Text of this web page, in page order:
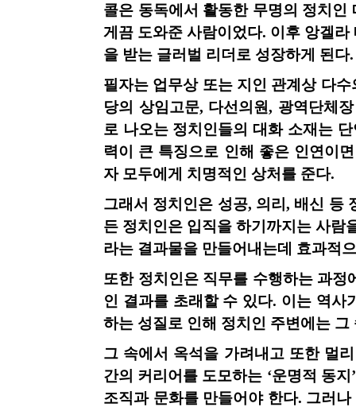
콜은 동독에서 활동한 무명의 정치
게끔 도와준 사람이었다. 이후 앙겔라
을 받는 글러벌 리더로 성장하게 된다.
필자는 업무상 또는 지인 관계상 다
당의 상임고문, 다선의원, 광역단체
로 나오는 정치인들의 대화 소재는 단
력이 큰 특징으로 인해 좋은 인연이
자 모두에게 치명적인 상처를 준다.
그래서 정치인은 성공, 의리, 배신 등
든 정치인은 입직을 하기까지는 사람
라는 결과물을 만들어내는데 효과적
또한 정치인은 직무를 수행하는 과
인 결과를 초래할 수 있다. 이는 역사
하는 성질로 인해 정치인 주변에는
그 속에서 옥석을 가려내고 또한 멀
간의 커리어를 도모하는 ‘운명적 동
조직과 문화를 만들어야 한다. 그러나